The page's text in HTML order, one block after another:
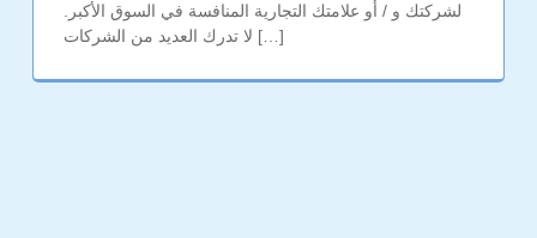
لشركتك و / أو علامتك التجارية المنافسة في السوق الأكبر.
لا تدرك العديد من الشركات […]